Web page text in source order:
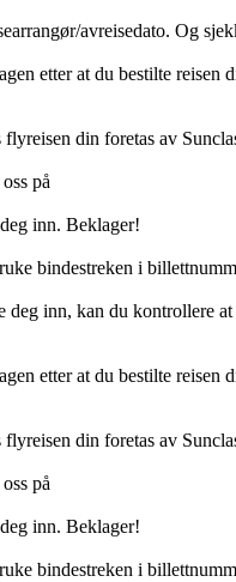
avreisedato. Og
etter at du bestilte reisen
din foretas av
på
inn. Beklager!
bindestreken i
deg inn, kan du kontrollere
etter at du bestilte reisen
din foretas av
på
inn. Beklager!
bindestreken i